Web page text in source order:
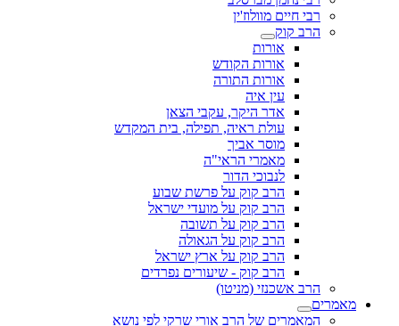
רבי חיים מוולוז'ין
הרב קוק
אורות
אורות הקודש
אורות התורה
עין איה
אדר היקר, עקבי הצאן
עולת ראיה, תפילה, בית המקדש
מוסר אביך
מאמרי הראי"ה
לנבוכי הדור
הרב קוק על פרשת שבוע
הרב קוק על מועדי ישראל
הרב קוק על תשובה
הרב קוק על הגאולה
הרב קוק על ארץ ישראל
הרב קוק - שיעורים נפרדים
הרב אשכנזי (מניטו)
מאמרים
המאמרים של הרב אורי שרקי לפי נושא